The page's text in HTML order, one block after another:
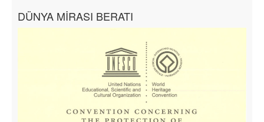
DÜNYA MİRASI BERATI